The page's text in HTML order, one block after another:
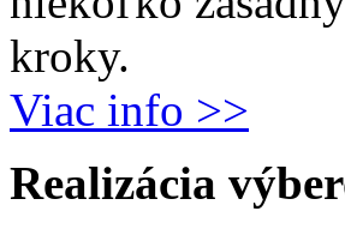
kroky.
Viac info >>
Realizácia